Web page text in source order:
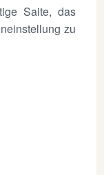
Saite, das
zu